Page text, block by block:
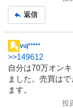
返信
掲
示
板
記
事
vuj*****
>>149612
自分は70万オン
ました。売買は
ます。
投